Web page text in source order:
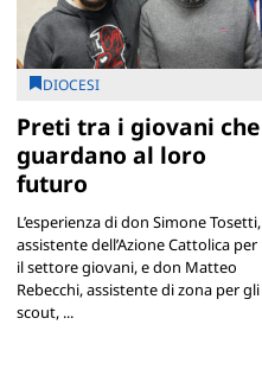
DIOCESI
Preti tra i giovani che
guardano al loro
futuro
L’esperienza di don Simone Tosetti,
assistente dell’Azione Cattolica per
il settore giovani, e don Matteo
Rebecchi, assistente di zona per gli
scout, ...